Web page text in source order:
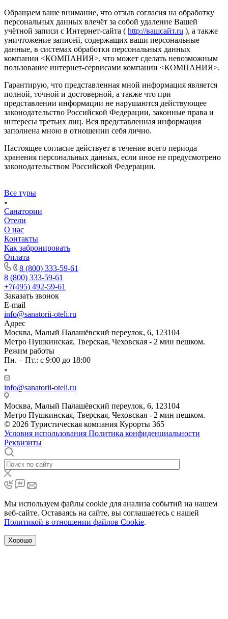
Обращаем ваше внимание, что отзыв согласия на обработку
персональных данных влечёт за собой удаление Вашей
учётной записи с Интернет-сайта ( http://вашсайт.ru ), а также
уничтожение записей, содержащих ваши персональные
данные, в системах обработки персональных данных
компании <КОМПАНИЯ>, что может сделать невозможным
пользование интернет-сервисами компании <КОМПАНИЯ>.
Гарантирую, что представленная мной информация является
полной, точной и достоверной, а также что при
представлении информации не нарушаются действующее
законодательство Российской Федерации, законные права и
интересы третьих лиц. Вся представленная информация
заполнена мною в отношении себя лично.
Настоящее согласие действует в течение всего периода
хранения персональных данных, если иное не предусмотрено
законодательством Российской Федерации.
Все туры
Санатории
Отели
О нас
Контакты
Как забронировать
Оплата
8 (800) 333-59-61
8 (800) 333-59-61
+7(495) 492-59-61
Заказать звонок
E-mail
info@sanatorii-oteli.ru
Адрес
Москва, Малый Палашёвский переулок, 6, 123104
Метро Пушкинская, Тверская, Чеховская - 2 мин пешком.
Режим работы
Пн. – Пт.: с 9:00 до 18:00
info@sanatorii-oteli.ru
Москва, Малый Палашёвский переулок, 6, 123104
Метро Пушкинская, Тверская, Чеховская - 2 мин пешком.
© 2026 Туристическая компания Курорты 365
Условия использования Политика конфиденциальности
Реквизиты
Мы используем файлы cookie для анализа событий на нашем
веб-сайте. Оставаясь на сайте, вы соглашаетесь с нашей
Политикой в отношении файлов Cookie.
Хорошо